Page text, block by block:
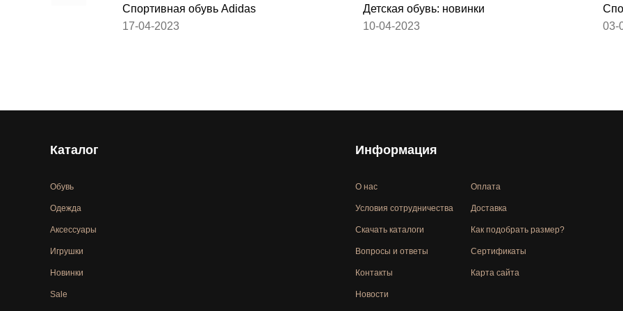
Спортивная обувь Adidas
17-04-2023
Детская обувь: новинки
10-04-2023
03-
Каталог
Обувь
Одежда
Аксессуары
Игрушки
Новинки
Sale
Информация
О нас
Условия сотрудничества
Скачать каталоги
Вопросы и ответы
Контакты
Новости
Оплата
Доставка
Как подобрать размер?
Сертификаты
Карта сайта